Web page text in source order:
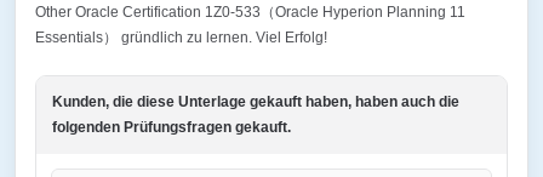
Other Oracle Certification 1Z0-533（Oracle Hyperion Planning 11
Essentials） gründlich zu lernen. Viel Erfolg!
Kunden, die diese Unterlage gekauft haben, haben auch die
folgenden Prüfungsfragen gekauft.